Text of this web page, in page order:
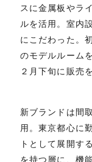
スに金属板やラ
ルを活用。室内
にこだわった。
のモデルルーム
２月下旬に販売
新ブランドは間
用。東京都心に
トとして展開す
を持つ層に、機